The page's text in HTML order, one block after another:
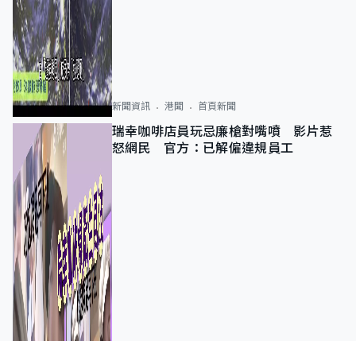
新聞資訊 港聞 首頁新聞
瑞幸咖啡店員玩忌廉槍對嘴噴 影片惹
怒網民 官方：已解僱違規員工